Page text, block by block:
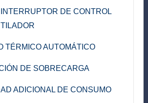
INTERRUPTOR DE CONTROL
TÉRMICOAUTOMÁTICO
DE SOBRECARGA
ADICIONAL DE CONSUMO